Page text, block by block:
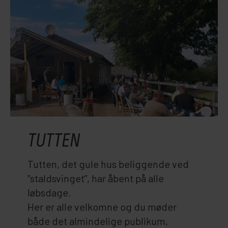
TUTTEN
Tutten, det gule hus beliggende ved
”staldsvinget”, har åbent på alle
løbsdage.
Her er alle velkomne og du møder
både det almindelige publikum,